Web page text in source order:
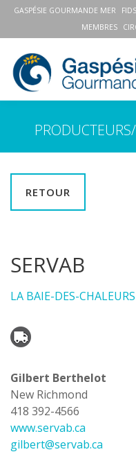
GASPÉSIE GOURMANDE MER
MEMBRES
RETOUR
SERVAB
LA BAIE-DES-
Gilbert Berthelot
New Richmond
418 392-4566
www.servab.ca
gilbert@servab.ca